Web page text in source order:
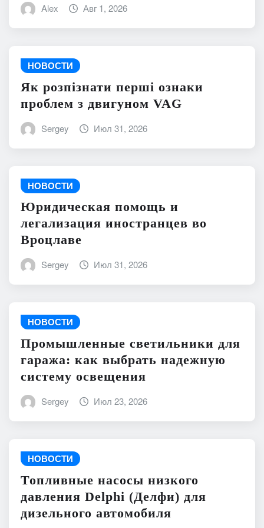
Alex Авг 1, 2026
НОВОСТИ
Як розпізнати перші ознаки
проблем з двигуном VAG
Sergey Июл 31, 2026
НОВОСТИ
Юридическая помощь и
легализация иностранцев во
Вроцлаве
Sergey Июл 31, 2026
НОВОСТИ
Промышленные светильники для
гаража: как выбрать надежную
систему освещения
Sergey Июл 23, 2026
НОВОСТИ
Топливные насосы низкого
давления Delphi (Делфи) для
дизельного автомобиля